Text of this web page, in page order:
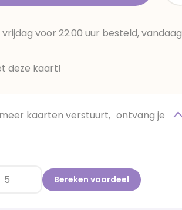
voor 22.00 uur besteld, vandaag
deze kaart!
kaarten verstuurt, ontvang je
Bereken voordeel